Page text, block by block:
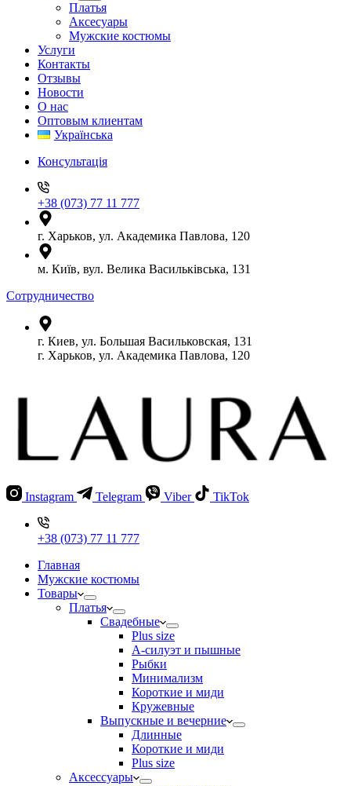
Платья
Аксесуары
Мужские костюмы
Услуги
Контакты
Отзывы
Новости
О нас
Оптовым клиентам
Українська
Консультація
+38 (073) 77 11 777
г. Харьков, ул. Академика Павлова, 120
м. Київ, вул. Велика Васильківська, 131
Сотрудничество
г. Киев, ул. Большая Васильковская, 131
г. Харьков, ул. Академика Павлова, 120
Instagram Telegram Viber TikTok
+38 (073) 77 11 777
Главная
Мужские костюмы
Товары
Платья
Свадебные
Plus size
А-силуэт и пышные
Рыбки
Минимализм
Короткие и миди
Кружевные
Выпускные и вечерние
Длинные
Короткие и миди
Plus size
Аксессуары